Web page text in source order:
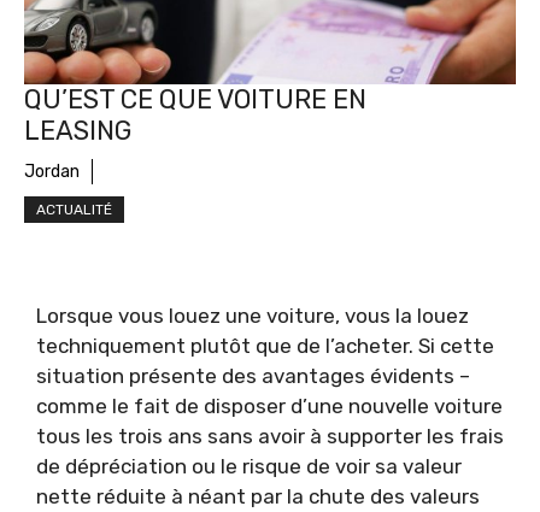
QU’EST CE QUE VOITURE EN
LEASING
Jordan
ACTUALITÉ
Lorsque vous louez une voiture, vous la louez
techniquement plutôt que de l’acheter. Si cette
situation présente des avantages évidents –
comme le fait de disposer d’une nouvelle voiture
tous les trois ans sans avoir à supporter les frais
de dépréciation ou le risque de voir sa valeur
nette réduite à néant par la chute des valeurs